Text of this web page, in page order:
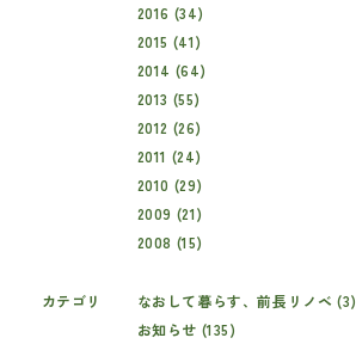
2016 (34)
2015 (41)
2014 (64)
2013 (55)
2012 (26)
2011 (24)
2010 (29)
2009 (21)
2008 (15)
カテゴリ
なおして暮らす、前長リノベ (3)
お知らせ (135)